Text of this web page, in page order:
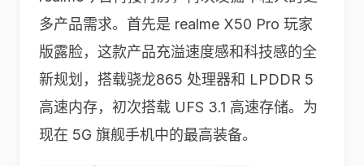
多产品需求。首先是 realme X50 Pro 玩家
版露脸，这款产品充溢速度感和科技感的全
新规划，搭载骁龙865 处理器和 LPDDR 5
高速内存，初次搭载 UFS 3.1 高速存储。为
现在 5G 旗舰手机中的最高装备。